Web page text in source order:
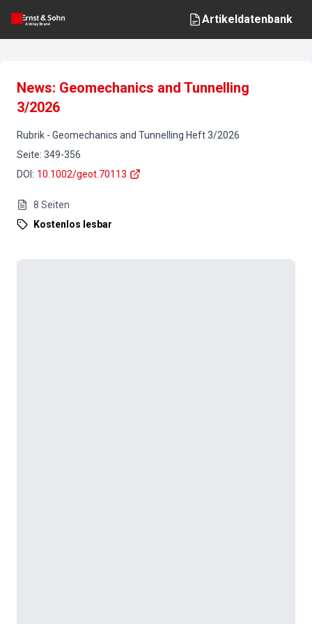
Artikeldatenbank
News: Geomechanics and Tunnelling
3/2026
Rubrik - Geomechanics and Tunnelling Heft3/2026
Seite: 349-356
DOI : 10.1002/geot.70113
8 Seiten
Kostenlos lesbar